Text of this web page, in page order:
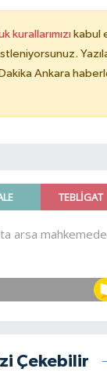
kurallarımızı kabul
Ankara
Çekebilir